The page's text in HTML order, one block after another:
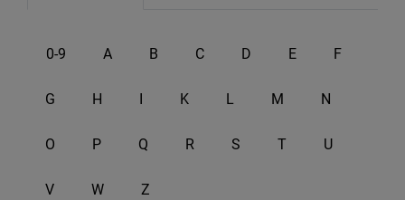
0-9 A B C D E F
G H I K L M N
O P Q R S T U
V W Z